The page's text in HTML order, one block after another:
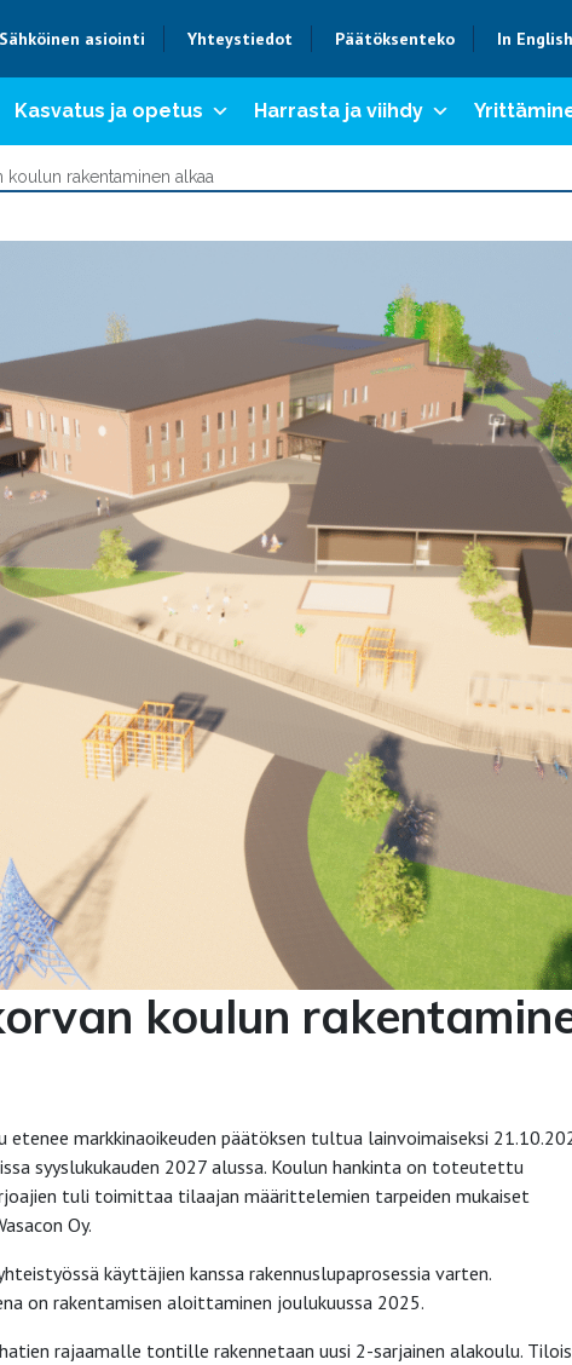
Sähköinen asiointi Yhteystiedot Päätöksenteko In English
Kasvatus ja opetus Harrasta ja viihdy
rakentaminen alkaa
koulun
markkinaoikeuden päätöksen tultua lainvoimaiseksi
syyslukukauden 2027 alussa. Koulun hankinta on toteutettu
tuli toimittaa tilaajan määrittelemien tarpeiden mukaiset
Oy.
käyttäjien kanssa rakennuslupaprosessia varten.
on rakentamisen aloittaminen joulukuussa 2025.
rajaamalle tontille rakennetaan uusi 2-sarjainen alakoulu.